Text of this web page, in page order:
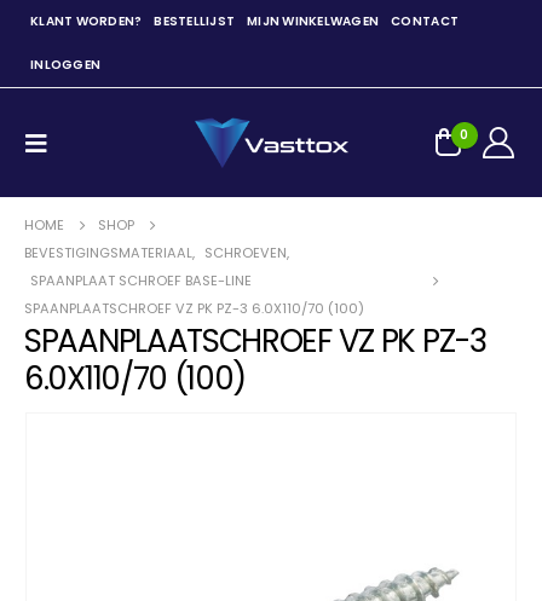
KLANT WORDEN? BESTELLIJST MIJN WINKELWAGEN CONTACT
INLOGGEN
0
HOME
SHOP
BEVESTIGINGSMATERIAAL, SCHROEVEN,
SPAANPLAAT SCHROEF BASE-LINE
SPAANPLAATSCHROEF VZ PK PZ-3 6.0X110/70 (100)
SPAANPLAATSCHROEF VZ PK PZ-3
6.0X110/70 (100)